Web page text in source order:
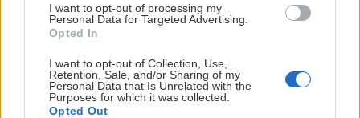
I want to opt-out of processing my
Personal Data for Targeted Advertising.
Opted In
I want to opt-out of Collection, Use,
Retention, Sale, and/or Sharing of my
Personal Data that Is Unrelated with the
Purposes for which it was collected.
Opted Out
- Signerad matchtröja eller mat & hockey för 2 pers
en gång (OBS! gäller i grundserien)